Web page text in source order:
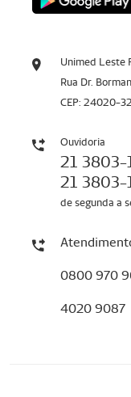
Unimed Leste
Rua Dr.
CEP: 24020-
Ouvidoria
21 3803-
21 3803-
de segunda a
0800 970
4020 9087